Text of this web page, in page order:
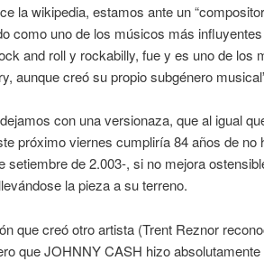
la wikipedia, estamos ante un
como uno de los músicos más
and roll y rockabilly, fue y es uno de los
aunque creó su propio subgénero
con una versionaza, que al igual
próximo viernes cumpliría 84 años de no
setiembre de 2.003-, si no mejora
la pieza a su terreno.
que creó otro artista (Trent Reznor
que JOHNNY CASH hizo